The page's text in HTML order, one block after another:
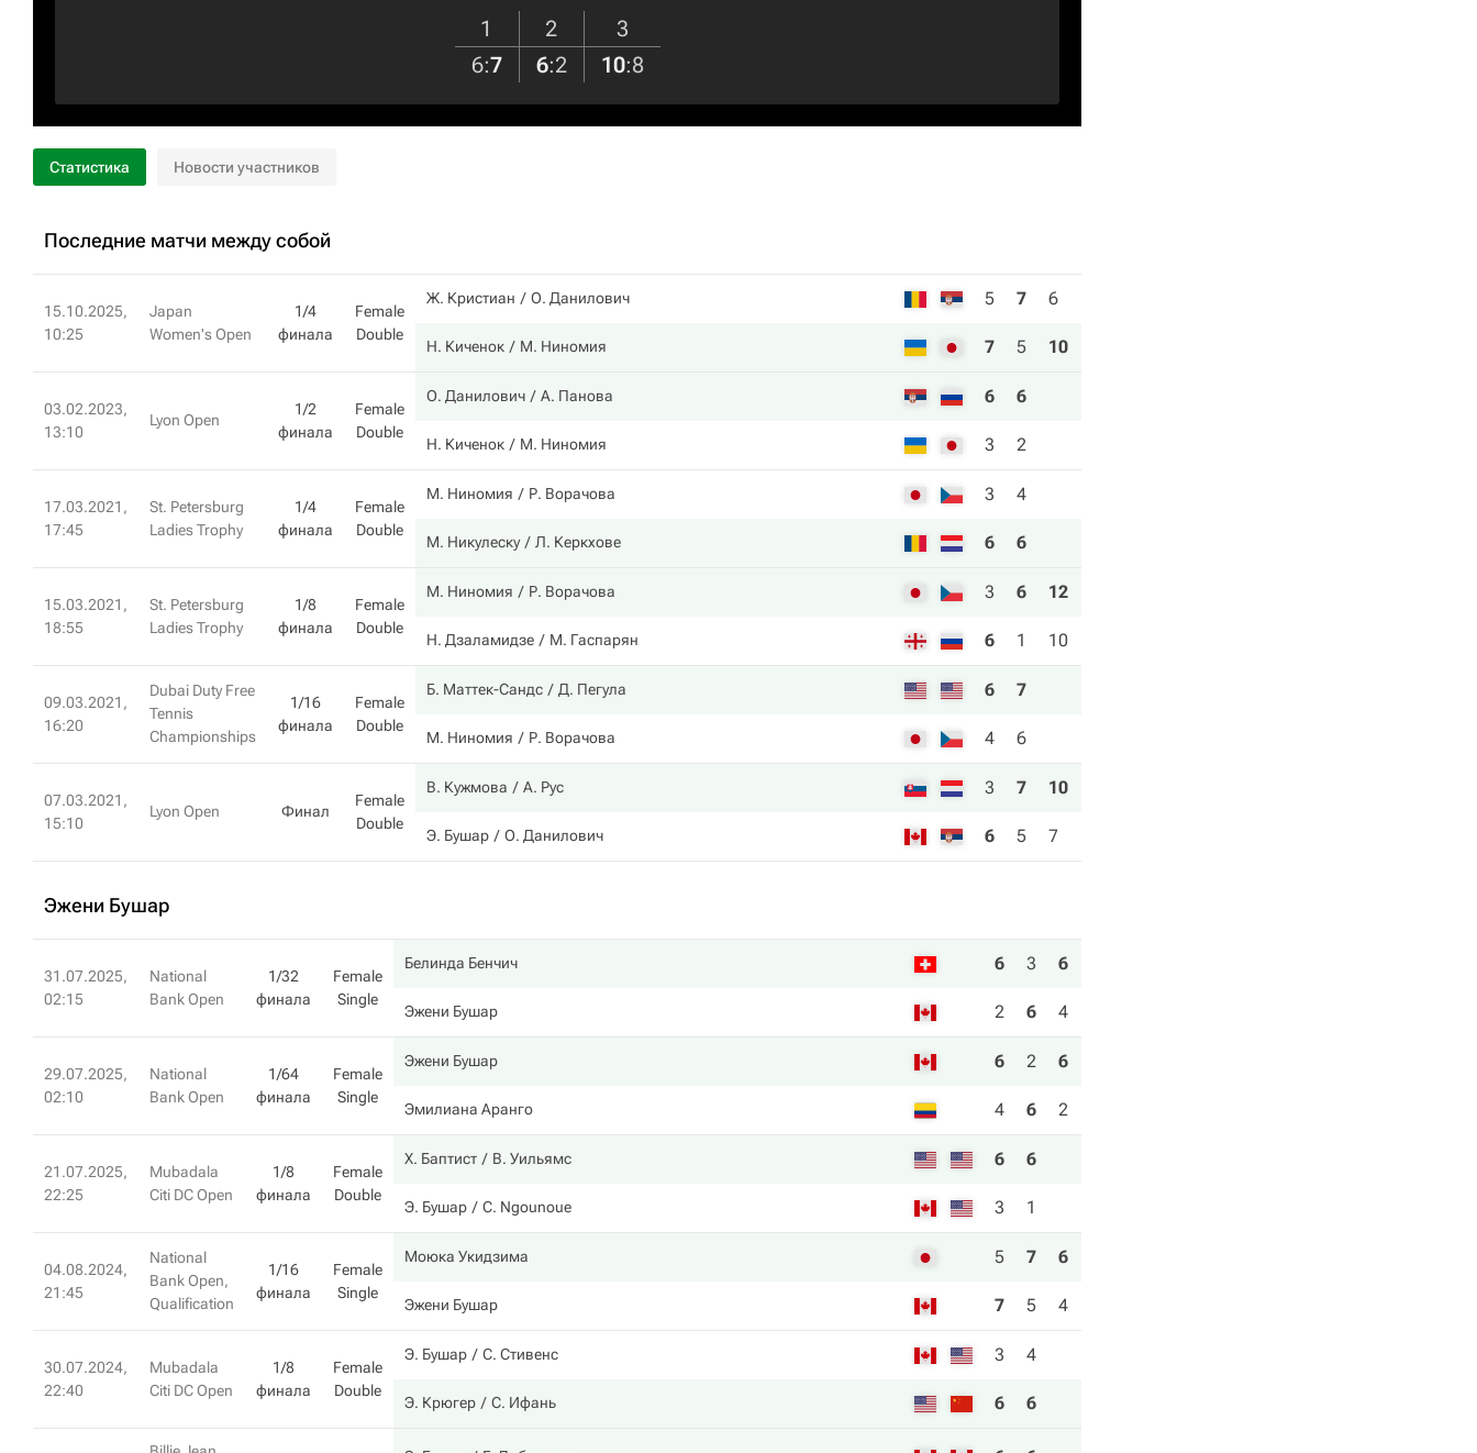
1 2
3
6:7 6:2 10:8
Статистика Новости участников
Последние матчи между собой
15.10.2025,
10:25
Japan
Women's Open
1/4
финала
Female
Double
Ж. Кристиан О. Данилович 5 7 6
Н. Киченок М. Ниномия 7 5 10
03.02.2023,
13:10
Lyon Open
1/2
финала
Female
Double
О. Данилович А. Панова 6 6
Н. Киченок М. Ниномия 3 2
17.03.2021,
17:45
St. Petersburg
Ladies Trophy
1/4
финала
Female
Double
М. Ниномия Р. Ворачова 3 4
М. Никулеску Л. Керкхове 6 6
15.03.2021,
18:55
St. Petersburg
Ladies Trophy
1/8
финала
Female
Double
М. Ниномия Р. Ворачова 3 6 12
Н. Дзаламидзе М. Гаспарян 6 1 10
09.03.2021,
16:20
Dubai Duty Free
Tennis
Championships
1/16
финала
Female
Double
Б. Маттек-Сандс Д. Пегула 6 7
М. Ниномия Р. Ворачова 4 6
07.03.2021,
15:10
Lyon Open Финал
Female
Double
В. Кужмова А. Рус 3 7 10
Э. Бушар О. Данилович 6 5 7
Эжени Бушар
31.07.2025,
02:15
National
Bank Open
1/32
финала
Female
Single
Белинда Бенчич 6 3 6
Эжени Бушар 2 6 4
29.07.2025,
02:10
National
Bank Open
1/64
финала
Female
Single
Эжени Бушар 6 2 6
Эмилиана Аранго 4 6 2
21.07.2025,
22:25
Mubadala
Citi DC Open
1/8
финала
Female
Double
Х. Баптист В. Уильямс 6 6
Э. Бушар C. Ngounoue 3 1
04.08.2024,
21:45
National
Bank Open,
Qualification
1/16
финала
Female
Single
Моюка Укидзима 5 7 6
Эжени Бушар 7 5 4
30.07.2024,
22:40
Mubadala
Citi DC Open
1/8
финала
Female
Double
Э. Бушар С. Стивенс 3 4
Э. Крюгер С. Ифань 6 6